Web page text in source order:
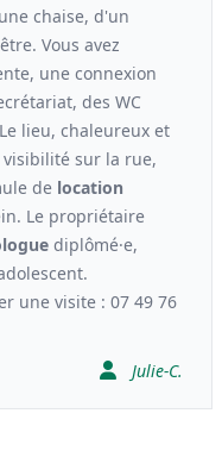
chaise, d'un
Vous avez
une connexion
des WC
lieu, chaleureux et
sur la rue,
de location
Le propriétaire
diplômé·e,
une visite : 07 49 76
Julie-C.